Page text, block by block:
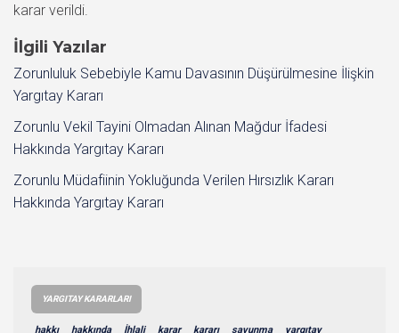
karar verildi.
İlgili Yazılar
Zorunluluk Sebebiyle Kamu Davasının Düşürülmesine İlişkin
Yargıtay Kararı
Zorunlu Vekil Tayini Olmadan Alınan Mağdur İfadesi
Hakkında Yargıtay Kararı
Zorunlu Müdafiinin Yokluğunda Verilen Hırsızlık Kararı
Hakkında Yargıtay Kararı
YARGITAY KARARLARI
hakkı hakkında İhlali karar kararı savunma yargıtay